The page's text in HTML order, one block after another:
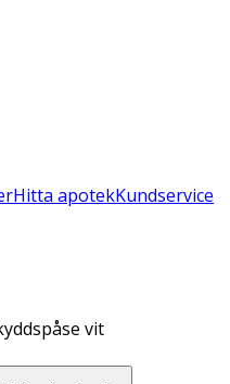
Hitta apotekKundservice
vit